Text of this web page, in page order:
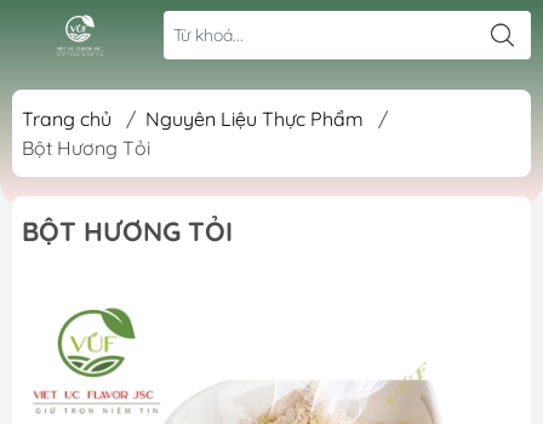
Trang chủ / Nguyên Liệu Thực Phẩm
/
Bột Hương Tỏi
BỘT HƯƠNG TỎI